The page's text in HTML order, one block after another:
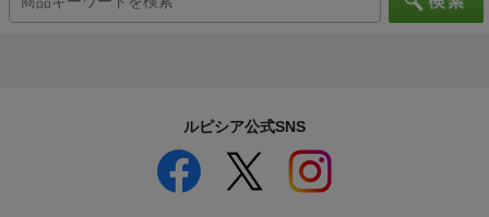
ルピシア公式SNS